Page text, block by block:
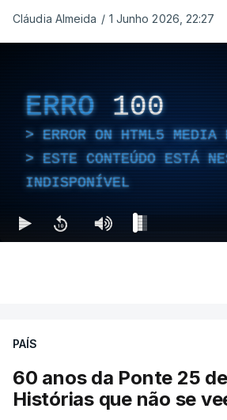
Cláudia Almeida / 1 Junho 2026, 22:27
ERRO 100
ERROR ON HTML5 MEDIA
ESTE CONTEÚDO ESTÁ
INDISPONÍVEL
PAÍS
60 anos da Ponte 25
Histórias que não se